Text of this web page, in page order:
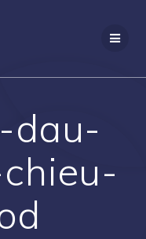
dau-